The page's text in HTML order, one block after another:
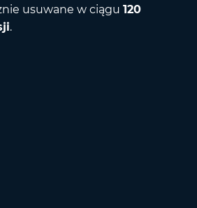
usuwane w ciągu 120
.